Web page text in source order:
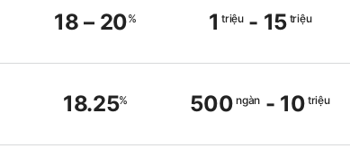
18 – 20% 1 triệu- 15 triệu
18.25% 500 ngàn- 10 triệu